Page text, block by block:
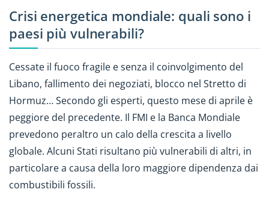
Crisi energetica mondiale: quali sono i
paesi più vulnerabili?
Cessate il fuoco fragile e senza il coinvolgimento del
Libano, fallimento dei negoziati, blocco nel Stretto di
Hormuz… Secondo gli esperti, questo mese di aprile è
peggiore del precedente. Il FMI e la Banca Mondiale
prevedono peraltro un calo della crescita a livello
globale. Alcuni Stati risultano più vulnerabili di altri, in
particolare a causa della loro maggiore dipendenza dai
combustibili fossili.